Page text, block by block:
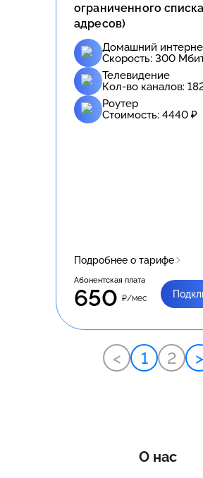
ограниченного списка
адресов)
Домашний
Скорость: 300
Телевидение
Кол-во каналов:
Роутер
Стоимость: 4440 ₽
Подробнее о тарифе
Абонентская плата
650 ₽/мес
< 1 2 >
О нас